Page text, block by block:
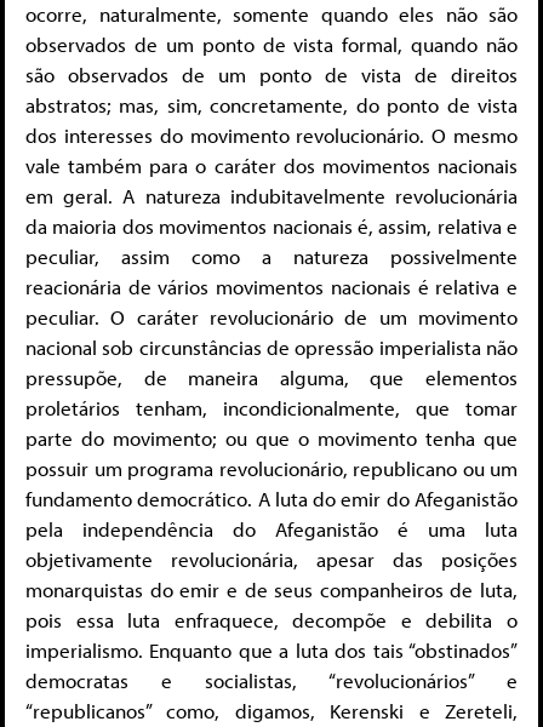
ocorre, naturalmente, somente quando eles não são
observados de um ponto de vista formal, quando não
são observados de um ponto de vista de direitos
abstratos; mas, sim, concretamente, do ponto de vista
dos interesses do movimento revolucionário. O mesmo
vale também para o caráter dos movimentos nacionais
em geral. A natureza indubitavelmente revolucionária
da maioria dos movimentos nacionais é, assim, relativa e
peculiar, assim como a natureza possivelmente
reacionária de vários movimentos nacionais é relativa e
peculiar. O caráter revolucionário de um movimento
nacional sob circunstâncias de opressão imperialista não
pressupõe, de maneira alguma, que elementos
proletários tenham, incondicionalmente, que tomar
parte do movimento; ou que o movimento tenha que
possuir um programa revolucionário, republicano ou um
fundamento democrático. A luta do emir do Afeganistão
pela independência do Afeganistão é uma luta
objetivamente revolucionária, apesar das posições
monarquistas do emir e de seus companheiros de luta,
pois essa luta enfraquece, decompõe e debilita o
imperialismo. Enquanto que a luta dos tais “obstinados”
democratas e socialistas, “revolucionários” e
“republicanos” como, digamos, Kerenski e Zereteli,